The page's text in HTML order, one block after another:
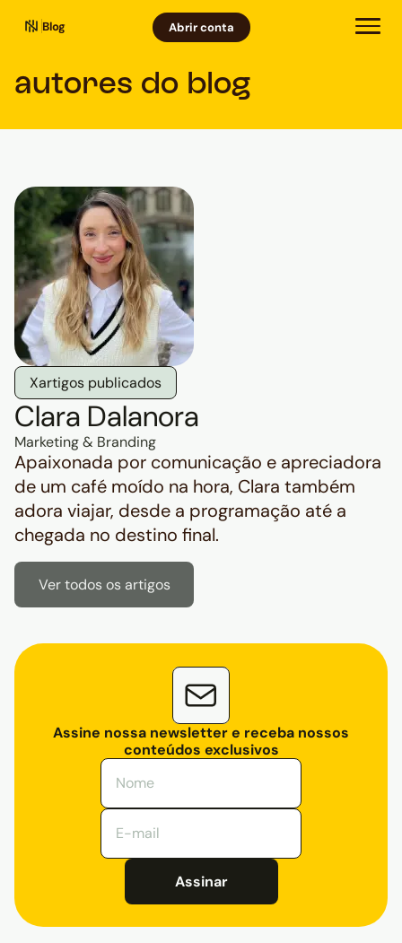
Blog Abrir conta
autores do blog
Xartigos publicados
Clara Dalanora
Marketing & Branding
Apaixonada por comunicação e apreciadora
de um café moído na hora, Clara também
adora viajar, desde a programação até a
chegada no destino final.
Ver todos os artigos
Assine nossa newsletter e receba nossos
conteúdos exclusivos
Assinar